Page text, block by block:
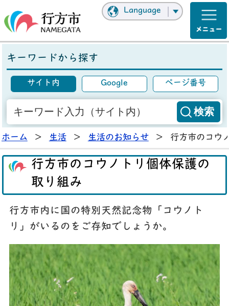
Language
キーワードから探す
サイト内 Google ページ番号
ホーム > 生活 > 生活のお知らせ > 行方市のコウ
行方市のコウノトリ個体保護の
取り組み
行方市内に国の特別天然記念物「コウノト
リ」がいるのをご存知でしょうか。